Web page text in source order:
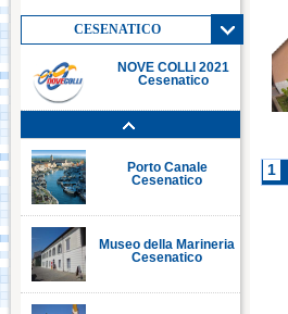
CESENATICO
NOVE COLLI 2021
Cesenatico
Le Navi Acquario -
Cattolica
Porto Canale
Cesenatico
Museo della Marineria
Cesenatico
1